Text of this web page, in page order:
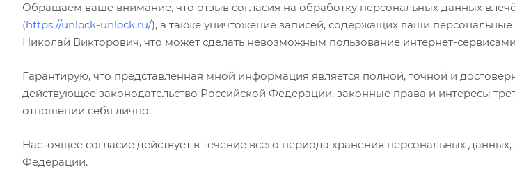
Обращаем ваше внимание, что отзыв согласия на обработку персональных данных
(https://unlock-unlock.ru/), а также уничтожение записей, содержащих ваши
Николай Викторович, что может сделать невозможным пользование интернет-
Гарантирую, что представленная мной информация является полной, точной и
действующее законодательство Российской Федерации, законные права и интересы
отношении себя лично.
Настоящее согласие действует в течение всего периода хранения персональных
Федерации.